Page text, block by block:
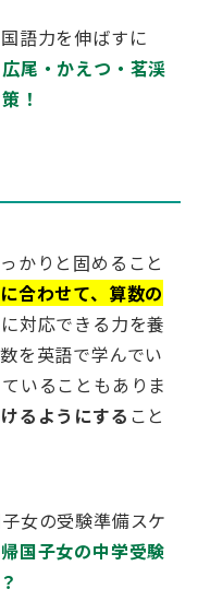
語力を伸ばすに
尾・かえつ・茗渓
！
かりと固めること
合わせて、算数の
対応できる力を養
を英語で学んでい
いることもありま
るようにする こと
女の受験準備スケ
帰国子女の中学受験